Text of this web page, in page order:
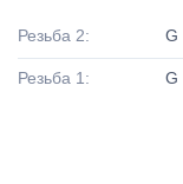
Резьба 2: G
Резьба 1: G